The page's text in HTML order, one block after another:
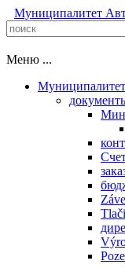
Муниципалитет
Меню ...